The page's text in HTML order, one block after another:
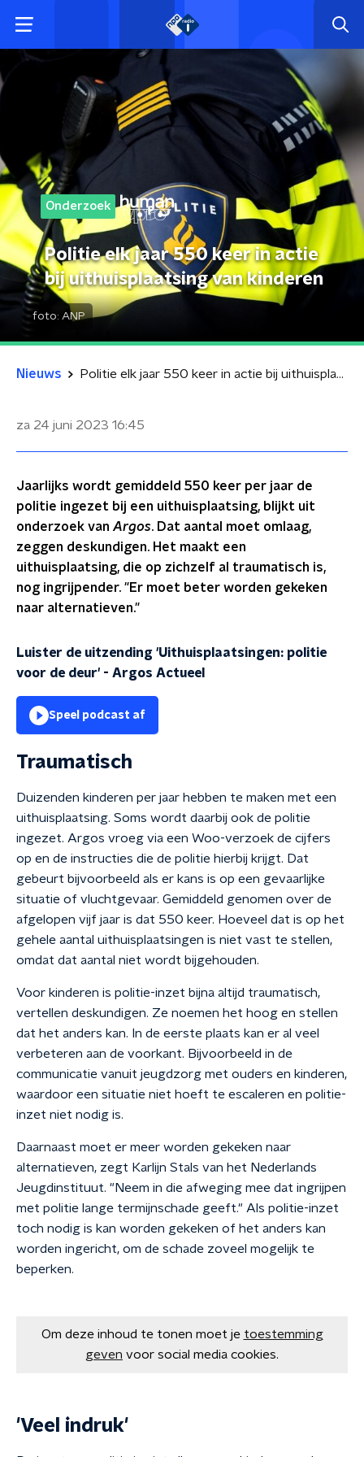
Onderzoek
Politie elk jaar 550 keer in actie
bij uithuisplaatsing van kinderen
foto: ANP
Nieuws Politie elk jaar 550 keer in actie bij uithuisplaatsing van kinderen
za 24 juni 2023 16:45
Jaarlijks wordt gemiddeld 550 keer per jaar de
politie ingezet bij een uithuisplaatsing, blijkt uit
onderzoek van Argos. Dat aantal moet omlaag,
zeggen deskundigen. Het maakt een
uithuisplaatsing, die op zichzelf al traumatisch is,
nog ingrijpender. "Er moet beter worden gekeken
naar alternatieven."
Luister de uitzending 'Uithuisplaatsingen: politie
voor de deur' - Argos Actueel
Speel podcast af
Traumatisch
Duizenden kinderen per jaar hebben te maken met een
uithuisplaatsing. Soms wordt daarbij ook de politie
ingezet. Argos vroeg via een Woo-verzoek de cijfers
op en de instructies die de politie hierbij krijgt. Dat
gebeurt bijvoorbeeld als er kans is op een gevaarlijke
situatie of vluchtgevaar. Gemiddeld genomen over de
afgelopen vijf jaar is dat 550 keer. Hoeveel dat is op het
gehele aantal uithuisplaatsingen is niet vast te stellen,
omdat dat aantal niet wordt bijgehouden.
Voor kinderen is politie-inzet bijna altijd traumatisch,
vertellen deskundigen. Ze noemen het hoog en stellen
dat het anders kan. In de eerste plaats kan er al veel
verbeteren aan de voorkant. Bijvoorbeeld in de
communicatie vanuit jeugdzorg met ouders en kinderen,
waardoor een situatie niet hoeft te escaleren en politie-
inzet niet nodig is.
Daarnaast moet er meer worden gekeken naar
alternatieven, zegt Karlijn Stals van het Nederlands
Jeugdinstituut. "Neem in die afweging mee dat ingrijpen
met politie lange termijnschade geeft." Als politie-inzet
toch nodig is kan worden gekeken of het anders kan
worden ingericht, om de schade zoveel mogelijk te
beperken.
Om deze inhoud te tonen moet je toestemming
geven voor social media cookies.
'Veel indruk'